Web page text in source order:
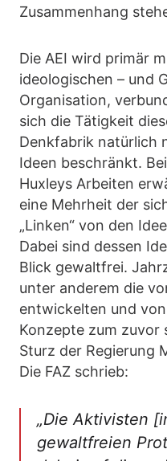
Zusammenhang
Die AEI wird primär
ideologischen – und
Organisation,
sich die Tätigkeit
Denkfabrik natürlich
Ideen beschränkt.
Huxleys Arbeiten
eine Mehrheit der
„Linken“ von den
Dabei sind dessen
Blick gewaltfrei.
unter anderem die
entwickelten und
Konzepte zum
Sturz der Regierung
Die FAZ schrieb:
„Die Aktivisten
gewaltfreien